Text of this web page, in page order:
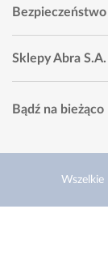
Bezpieczeństwo
Sklepy Abra S.A.
Bądź na bieżąco